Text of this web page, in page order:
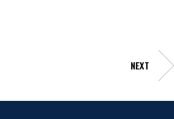
NEXT